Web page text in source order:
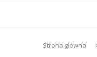
Strona główna